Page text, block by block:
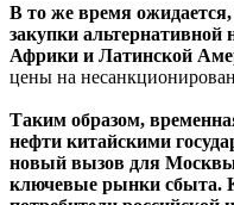
В то же время
закупки альтернативной
Африки и Латинской
цены на
Таким образом,
нефти китайскими
новый вызов для
ключевые рынки сбыта.